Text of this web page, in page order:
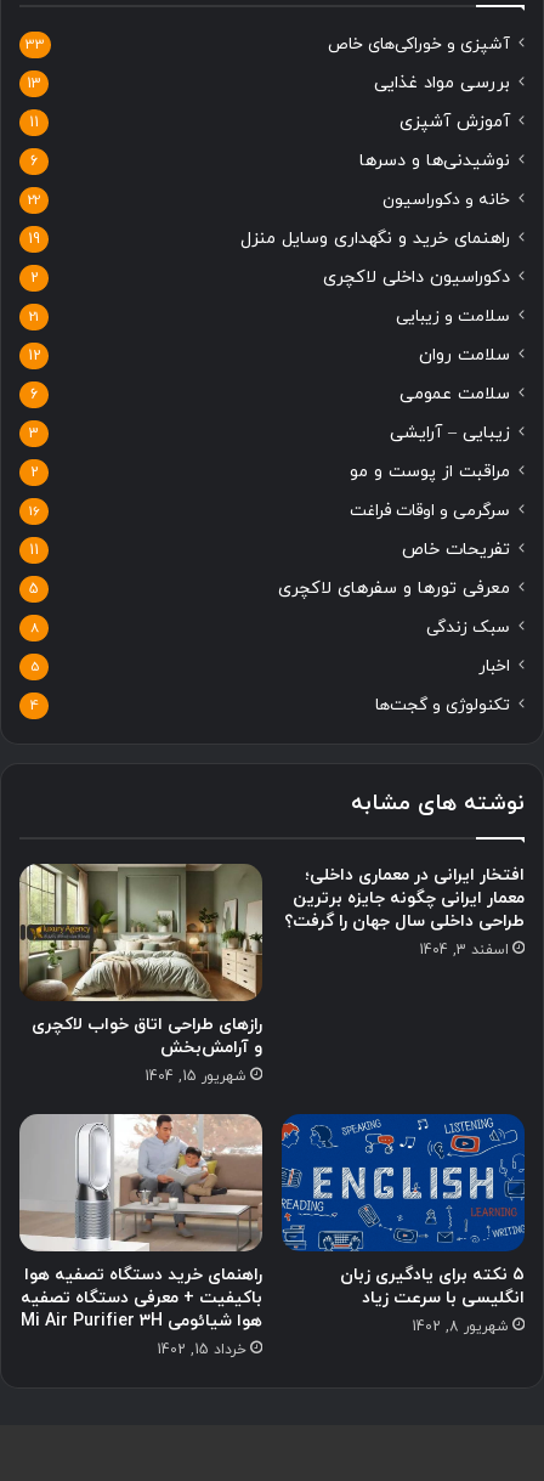
آشپزی و خوراکی‌های خاص 33
بررسی مواد غذایی 13
آموزش آشپزی 11
نوشیدنی‌ها و دسرها 6
خانه و دکوراسیون 22
راهنمای خرید و نگهداری وسایل منزل 19
دکوراسیون داخلی لاکچری 2
سلامت و زیبایی 21
سلامت روان 12
سلامت عمومی 6
زیبایی – آرایشی 3
مراقبت از پوست و مو 2
سرگرمی و اوقات فراغت 16
تفریحات خاص 11
معرفی تورها و سفرهای لاکچری 5
سبک زندگی 8
اخبار 5
تکنولوژی و گجت‌ها 4
نوشته های مشابه
افتخار ایرانی در معماری داخلی؛
معمار ایرانی چگونه جایزه برترین
طراحی داخلی سال جهان را گرفت؟
اسفند 3, 1404
رازهای طراحی اتاق خواب لاکچری
و آرامش‌بخش
شهریور 15, 1404
۵ نکته برای یادگیری زبان
انگلیسی با سرعت زیاد
شهریور 8, 1402
راهنمای خرید دستگاه تصفیه هوا
باکیفیت + معرفی دستگاه تصفیه
هوا شیائومی Mi Air Purifier 3H
خرداد 15, 1402